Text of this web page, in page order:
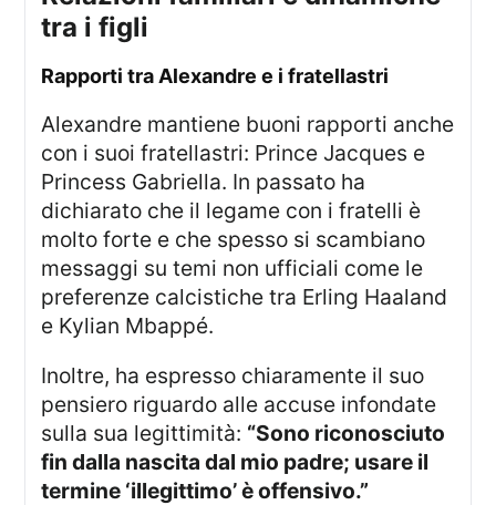
tra i figli
rapporti tra Alexandre e i fratellastri
Alexandre mantiene buoni rapporti anche
con i suoi fratellastri: Prince Jacques e
Princess Gabriella. In passato ha
dichiarato che il legame con i fratelli è
molto forte e che spesso si scambiano
messaggi su temi non ufficiali come le
preferenze calcistiche tra Erling Haaland
e Kylian Mbappé.
Inoltre, ha espresso chiaramente il suo
pensiero riguardo alle accuse infondate
sulla sua legittimità: “Sono riconosciuto
fin dalla nascita dal mio padre; usare il
termine ‘illegittimo’ è offensivo.”